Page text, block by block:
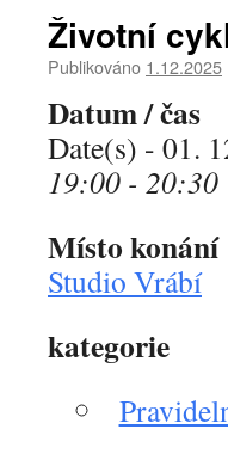
Životní
Publikováno 1.12.2025
Datum / čas
Date(s) - 01.
19:00 - 20:30
Místo konání
Studio Vrábí
kategorie